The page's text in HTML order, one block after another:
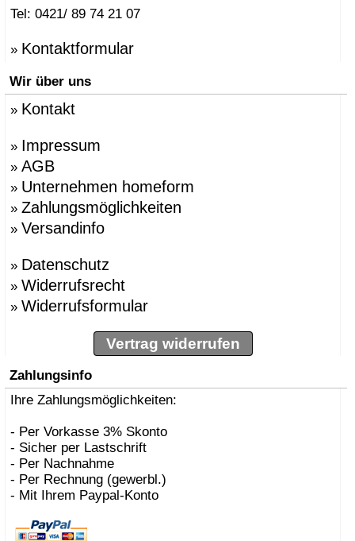
Tel: 0421/ 89 74 21 07
» Kontaktformular
Wir über uns
» Kontakt
» Impressum
» AGB
» Unternehmen homeform
» Zahlungsmöglichkeiten
» Versandinfo
» Datenschutz
» Widerrufsrecht
» Widerrufsformular
Vertrag widerrufen
Zahlungsinfo
Ihre Zahlungsmöglichkeiten:
- Per Vorkasse 3% Skonto
- Sicher per Lastschrift
- Per Nachnahme
- Per Rechnung (gewerbl.)
- Mit Ihrem Paypal-Konto